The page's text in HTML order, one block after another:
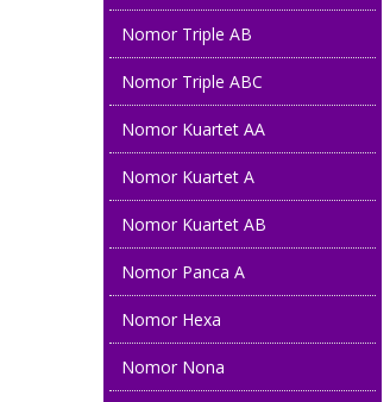
Nomor Triple AB
Nomor Triple ABC
Nomor Kuartet AA
Nomor Kuartet A
Nomor Kuartet AB
Nomor Panca A
Nomor Hexa
Nomor Nona